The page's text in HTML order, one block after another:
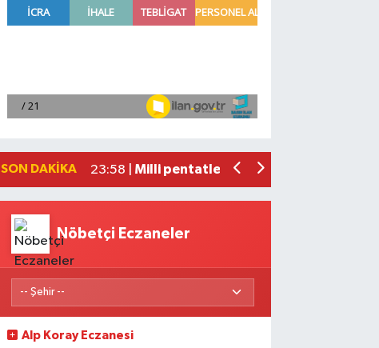
SON DAKIKA
Mersin'de uyuşturucu
23:58 | Milli pentatletler Kıvanç Taşyaran ve
Nöbetçi Eczaneler
Alp Koray Eczanesi